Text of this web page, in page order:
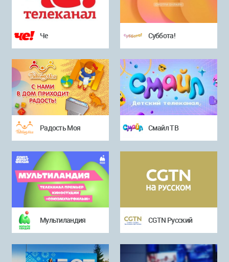
Че Суббота!
Радость Моя Смайл ТВ
Мультиландия CGTN Русский